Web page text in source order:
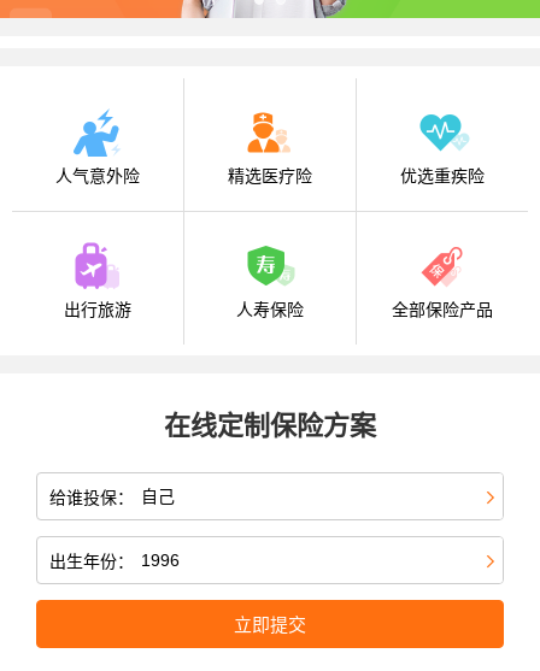
人气意外险 精选医疗险 优选重疾险
出行旅游 人寿保险 全部保险产品
在线定制保险方案
给谁投保：
出生年份：
立即提交